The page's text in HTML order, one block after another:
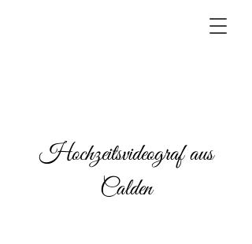
Hochzeitsvideograf aus
Calden